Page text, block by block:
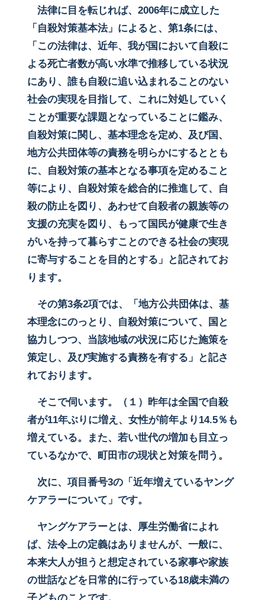
法律に目を転じれば、2006年に成立した
「自殺対策基本法」によると、第1条には、
「この法律は、近年、我が国において自殺に
よる死亡者数が高い水準で推移している状況
にあり、誰も自殺に追い込まれることのない
社会の実現を目指して、これに対処していく
ことが重要な課題となっていることに鑑み、
自殺対策に関し、基本理念を定め、及び国、
地方公共団体等の責務を明らかにするととも
に、自殺対策の基本となる事項を定めること
等により、自殺対策を総合的に推進して、自
殺の防止を図り、あわせて自殺者の親族等の
支援の充実を図り、もって国民が健康で生き
がいを持って暮らすことのできる社会の実現
に寄与することを目的とする」と記されてお
ります。
その第3条2項では、「地方公共団体は、基
本理念にのっとり、自殺対策について、国と
協力しつつ、当該地域の状況に応じた施策を
策定し、及び実施する責務を有する」と記さ
れております。
そこで伺います。（１）昨年は全国で自殺
者が11年ぶりに増え、女性が前年より14.5％も
増えている。また、若い世代の増加も目立っ
ているなかで、町田市の現状と対策を問う。
次に、項目番号3の「近年増えているヤング
ケアラーについて」です。
ヤングケアラーとは、厚生労働省によれ
ば、法令上の定義はありませんが、一般に、
本来大人が担うと想定されている家事や家族
の世話などを日常的に行っている18歳未満の